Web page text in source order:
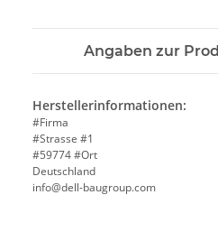
Angaben zur
Herstellerinformationen:
#Firma
#Strasse #1
#59774 #Ort
Deutschland
info@dell-baugroup.com